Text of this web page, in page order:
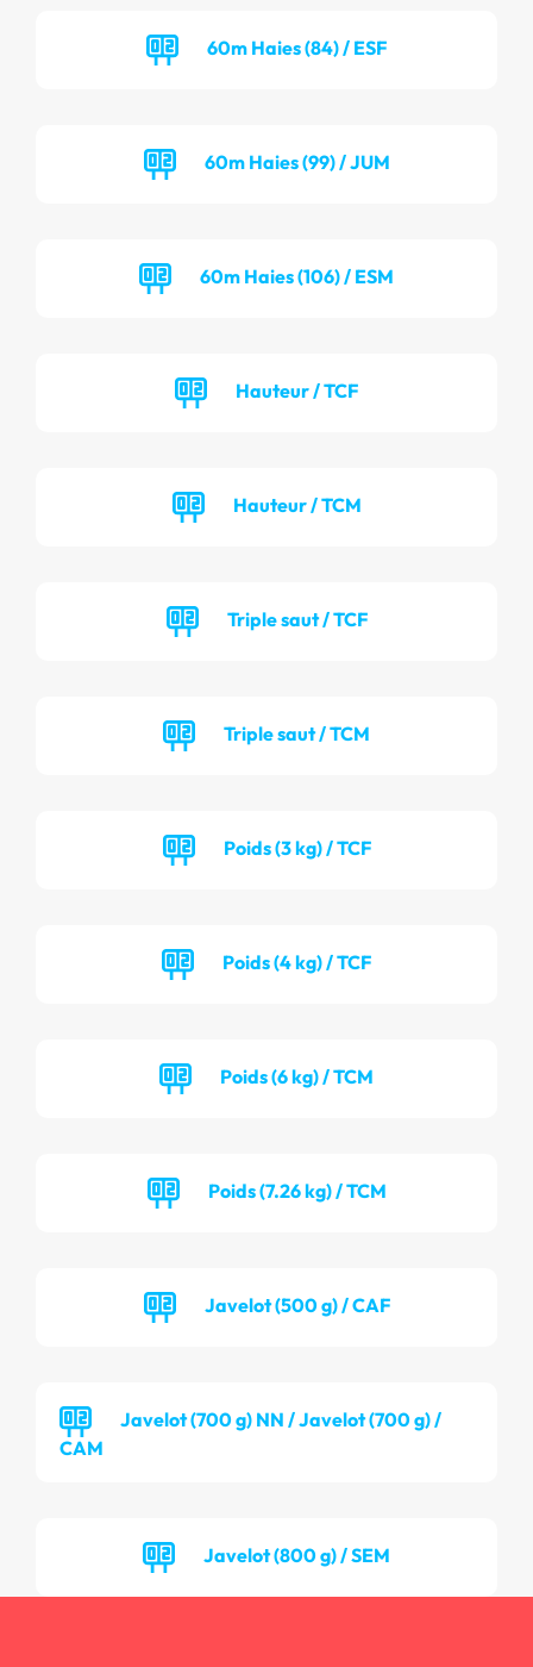
60m Haies (84) / ESF
60m Haies (99) / JUM
60m Haies (106) / ESM
Hauteur / TCF
Hauteur / TCM
Triple saut / TCF
Triple saut / TCM
Poids (3 kg) / TCF
Poids (4 kg) / TCF
Poids (6 kg) / TCM
Poids (7.26 kg) / TCM
Javelot (500 g) / CAF
Javelot (700 g) NN / Javelot (700 g) /
CAM
Javelot (800 g) / SEM